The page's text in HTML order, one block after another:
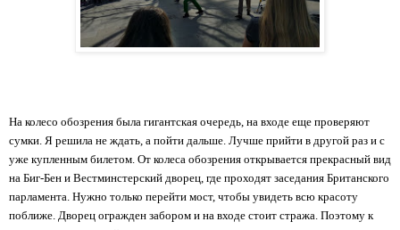
На колесо обозрения была гигантская очередь, на входе еще проверяют
сумки. Я решила не ждать, а пойти дальше. Лучше прийти в другой раз и с
уже купленным билетом. От колеса обозрения открывается прекрасный вид
на Биг-Бен и Вестминстерский дворец, где проходят заседания Британского
парламента. Нужно только перейти мост, чтобы увидеть всю красоту
поближе. Дворец огражден забором и на входе стоит стража. Поэтому к